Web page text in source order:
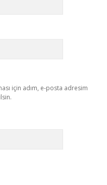
için adım, e-posta adresim